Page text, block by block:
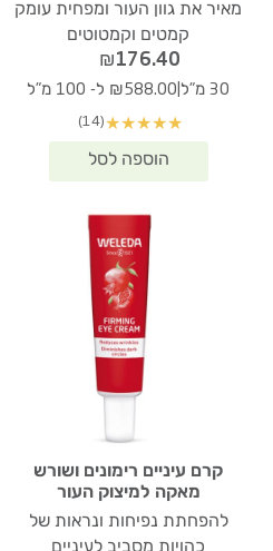
מאיר את גוון העור ומפחית עומק
קמטים וקמטוטים
₪176.40
30 מ"ל ₪588.00 ל- 100 מ"ל
★
★
★
★
★
(14)
קרם עיניים רימונים ושורש
מאקה למיצוק העור
להפחתת נפיחות ונראות של